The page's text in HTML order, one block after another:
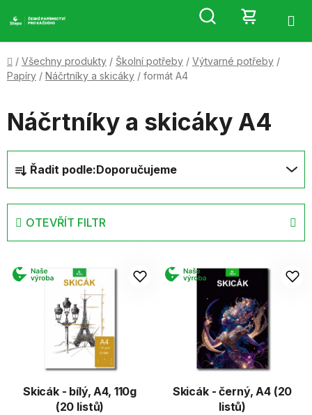
na
Hledat
KOŠÍK
Domů
/ Všechny produkty / Školní potřeby / Výtvarné potřeby /
Papíry / Náčrtníky a skicáky / formát A4
Náčrtníky a skicáky A4
a
z
n
p
Řadit podle:Doporučujeme
OTEVŘÍT FILTR
ý
p
Skicák - bílý, A4, 110g
(20 listů)
Skicák - černý, A4 (20
listů)